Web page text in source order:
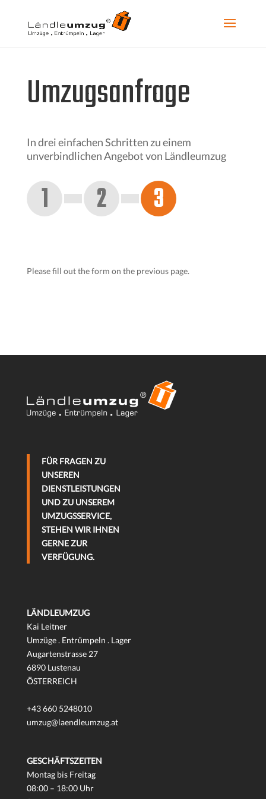
Umzugsanfrage
In drei einfachen Schritten zu einem
unverbindlichen Angebot von Ländleumzug
1 2 3
Please fill out the form on the previous page.
FÜR FRAGEN ZU
UNSEREN
DIENSTLEISTUNGEN
UND ZU UNSEREM
UMZUGSSERVICE,
STEHEN WIR IHNEN
GERNE ZUR
VERFÜGUNG.
LÄNDLEUMZUG
Kai Leitner
Umzüge . Entrümpeln . Lager
Augartenstrasse 27
6890 Lustenau
ÖSTERREICH
+43 660 5248010
umzug@laendleumzug.at
GESCHÄFTSZEITEN
Montag bis Freitag
08:00 – 18:00 Uhr